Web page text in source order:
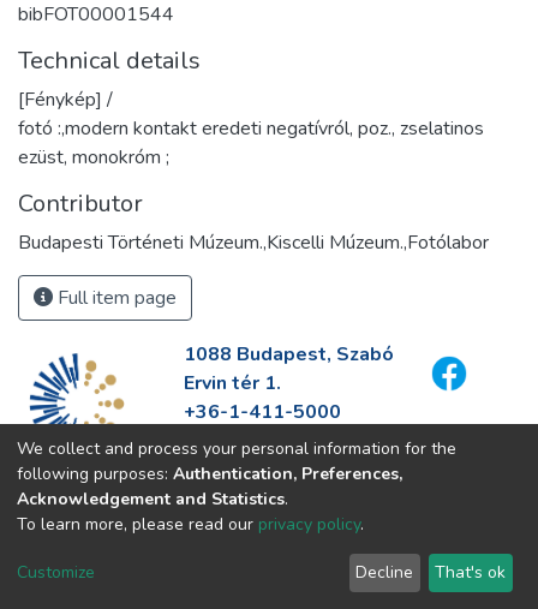
bibFOT00001544
Technical details
[Fénykép] /
fotó :,modern kontakt eredeti negatívról, poz., zselatinos
ezüst, monokróm ;
Contributor
Budapesti Történeti Múzeum.,Kiscelli Múzeum.,Fotólabor
Full item page
1088 Budapest, Szabó
Ervin tér 1.
+36-1-411-5000
info@fszek.hu
https://fszek.hu
We collect and process your personal information for the
following purposes: Authentication, Preferences,
Acknowledgement and Statistics.
To learn more, please read our privacy policy.
Customize Decline That's ok